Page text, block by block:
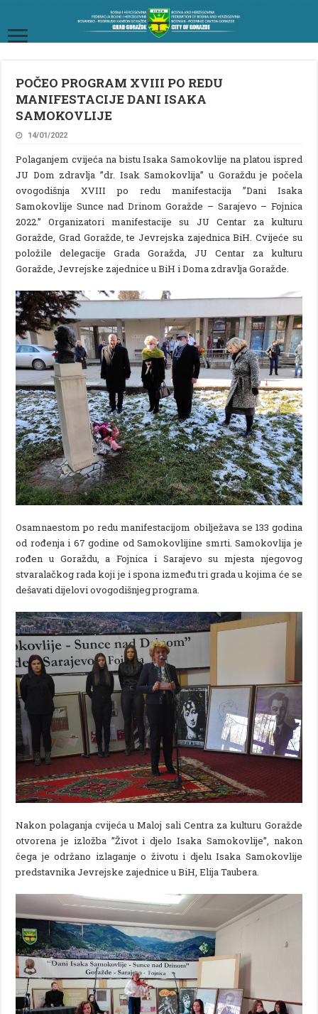
POČEO PROGRAM XVIII PO REDU
MANIFESTACIJE DANI ISAKA
SAMOKOVLIJE
14/01/2022
Polaganjem cvijeća na bistu Isaka Samokovlije na platou ispred
JU Dom zdravlja ”dr. Isak Samokovlija” u Goraždu je počela
ovogodišnja XVIII po redu manifestacija ”Dani Isaka
Samokovlije Sunce nad Drinom Goražde – Sarajevo – Fojnica
2022.” Organizatori manifestacije su JU Centar za kulturu
Goražde, Grad Goražde, te Jevrejska zajednica BiH. Cvijeće su
položile delegacije Grada Goražda, JU Centar za kulturu
Goražde, Jevrejske zajednice u BiH i Doma zdravlja Goražde.
Osamnaestom po redu manifestacijom obilježava se 133 godina
od rođenja i 67 godine od Samokovlijine smrti. Samokovlija je
rođen u Goraždu, a Fojnica i Sarajevo su mjesta njegovog
stvaralačkog rada koji je i spona između tri grada u kojima će se
dešavati dijelovi ovogodišnjeg programa.
Nakon polaganja cvijeća u Maloj sali Centra za kulturu Goražde
otvorena je izložba ”Život i djelo Isaka Samokovlije”, nakon
čega je održano izlaganje o životu i djelu Isaka Samokovlije
predstavnika Jevrejske zajednice u BiH, Elija Taubera.